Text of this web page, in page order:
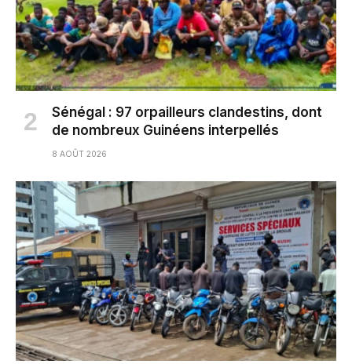
Sénégal : 97 orpailleurs clandestins, dont
de nombreux Guinéens interpellés
8 AOÛT 2026